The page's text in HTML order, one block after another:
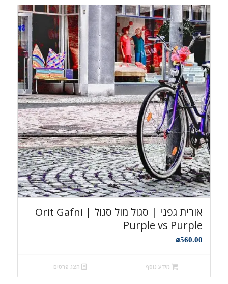
אורית גפני | סגול מול סגול Orit Gafni |
Purple vs Purple
₪560.00
מידע נוסף הצג פרטים